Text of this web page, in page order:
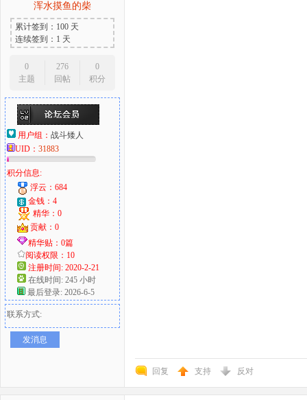
浑水摸鱼的柴
累计签到：100 天
连续签到：1 天
0
主题
276
回帖
0
积分
用户组： 战斗矮人
UID： 31883
积分信息:
浮云：684
金钱：4
精华：0
贡献：0
精华贴：0篇
阅读权限：10
注册时间: 2020-2-21
在线时间: 245 小时
最后登录: 2026-6-5
联系方式:
发消息
回复 支持 反对